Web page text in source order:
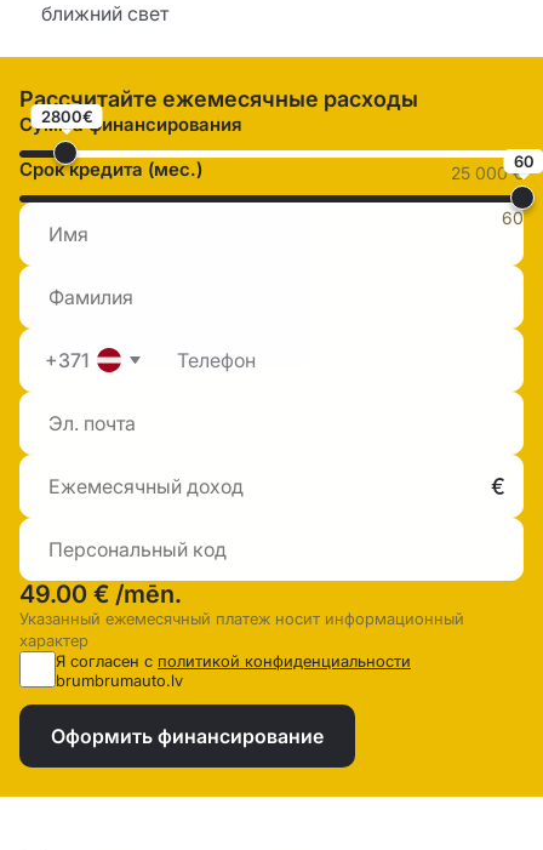
ближний свет
Рассчитайте ежемесячные расходы
Сумма финансирования
2800€
25 000 €
Срок кредита (мес.) 60
60
+371
49.00 € /mēn.
Указанный ежемесячный платеж носит информационный
характер
Я согласен с политикой конфиденциальности
brumbrumauto.lv
Оформить финансирование